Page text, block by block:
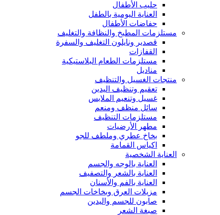
حليب الأطفال
العناية اليومية بالطفل
حفاضات الأطفال
مستلزمات المطبخ والنظافة والتغليف
قصدير ونايلون التغليف والسفرة
القفازات
مستلزمات الطعام البلاستيكية
مناديل
منتجات الغسيل والتنظيف
تعقيم وتنظيف اليدين
غسيل وتنعيم الملابس
سائل منظف ومنعم
مستلزمات التنظيف
مطهر الأرضيات
بخاخ عطري وملطف للجو
اكياس القمامة
العناية الشخصية
العناية بالوجه والجسم
العناية بالشعر والتصفيف
العناية بالفم والأسنان
مزيلات العرق وبخاخات الجسم
صابون للجسم واليدين
صبغة الشعر